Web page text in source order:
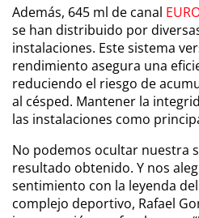
Además, 645 ml de canal
se han distribuido por
instalaciones. Este sistema
rendimiento asegura una
reduciendo el riesgo de
al césped. Mantener la
las instalaciones como
No podemos ocultar nuestra
resultado obtenido. Y nos
sentimiento con la leyenda
complejo deportivo, Rafael